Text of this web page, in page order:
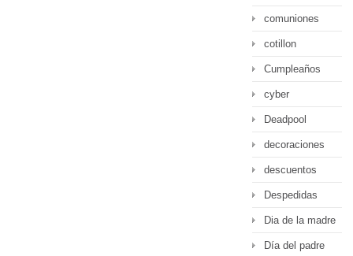
comuniones
cotillon
Cumpleaños
cyber
Deadpool
decoraciones
descuentos
Despedidas
Dia de la madre
Día del padre